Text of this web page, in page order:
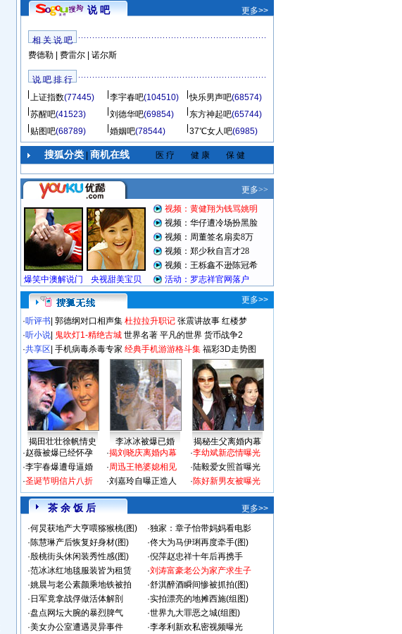
说 吧 更多>>
相 关 说 吧
费德勒| 费雷尔| 诺尔斯
说 吧 排 行
上证指数(77445) 李宇春吧(104510) 快乐男声吧(68574)
苏醒吧(41523) 刘德华吧(69854) 东方神起吧(65744)
贴图吧(68789) 婚姻吧(78544) 37℃女人吧(6985)
搜狐分类| 商机在线 医 疗 健 康 保 健
更多>>
·听评书 郭德纲对口相声集 杜拉拉升职记 张震讲故事 红楼梦
·听小说 鬼吹灯1-精绝古城 世界名著 平凡的世界 货币战争2
·共享区 手机病毒杀毒专家 经典手机游游格斗集 福彩3D走势图
揭田壮壮徐帆情史 李冰冰被爆已婚
揭秘生父离婚内幕
·赵薇被爆已经怀孕
·李宇春爆遭母逼婚
·圣诞节明信片八折
·揭刘晓庆离婚内幕
·周迅王艳婆媳相见
·刘嘉玲自曝正造人
·李幼斌新恋情曝光
·陆毅爱女照首曝光
·陈好新男友被曝光
茶 余 饭 后
更多>>
·何炅获地产大亨喂猕猴桃(图) ·独家：章子怡带妈妈看电影
·陈慧琳产后恢复好身材(图) ·佟大为马伊琍再度牵手(图)
·殷桃街头休闲装秀性感(图) ·倪萍赵忠祥十年后再携手
·范冰冰红地毯服装皆为租赁 ·刘涛富豪老公为家产求生子
·姚晨与老公素颜乘地铁被拍 ·舒淇醉酒瞬间惨被抓拍(图)
· 日军竟拿战俘做活体解剖 ·实拍漂亮的地摊西施(组图)
·盘点网坛大腕的暴烈脾气 ·世界九大罪恶之城(组图)
·美女办公室遭遇灵异事件 ·李孝利新欢私密视频曝光